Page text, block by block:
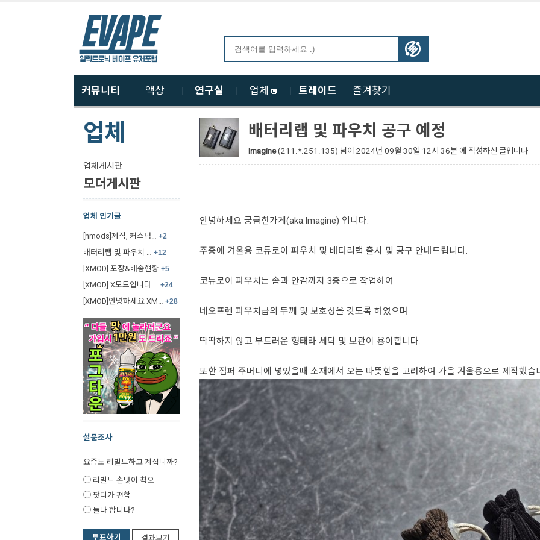
커뮤니티 액상 연구실 업체 트레이드 즐겨찾기
업체
업체게시판
모더게시판
업체 인기글
[hmods]제작, 커스텀… +2
배터리랩 및 파우치 … +12
[XMOD] 포장&배송현황 +5
[XMOD] X모드입니다.… +24
[XMOD]안녕하세요 XM… +28
설문조사
요즘도 리빌드하고 계십니까?
리빌드 손맛이 쵝오
팟디가 편함
둘다 합니다?
투표하기 결과보기
배터리랩 및 파우치 공구 예정
Imagine(211.*.251.135) 님이 2024년 09월 30일 12시 36분 에 작성하신 글입니다
안녕하세요 궁금한가게(aka.Imagine) 입니다.
주중에 겨울용 코듀로이 파우치 및 배터리랩 출시 및 공구 안내드립니다.
코듀로이 파우치는 솜과 안감까지 3중으로 작업하여
네오프렌 파우치급의 두께 및 보호성을 갖도록 하였으며
딱딱하지 않고 부드러운 형태라 세탁 및 보관이 용이합니다.
또한 점퍼 주머니에 넣었을때 소재에서 오는 따뜻함을 고려하여 가을 겨울용으로 제작했습